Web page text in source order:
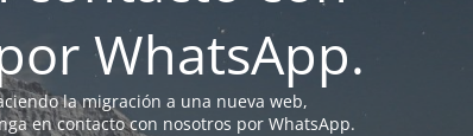
WhatsApp.
la migración a una nueva web,
en contacto con nosotros por WhatsApp.